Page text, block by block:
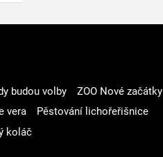
budou volby
ZOO Nové začátky
vera
Pěstování lichořeřišnice
koláč